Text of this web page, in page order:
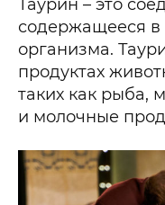
Таурин – это
содержащееся в
организма.
продуктах
таких как рыба,
и молочные